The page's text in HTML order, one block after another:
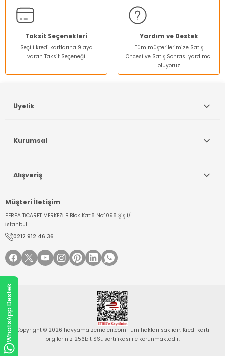
Ürün fiyatı diğer sitelerden daha pahalı.
Bu ürüne benzer farklı alternatifler olmalı.
Taksit Seçenekleri
Seçili kredi kartlarına 9 aya
varan Taksit Seçeneği
Yardım ve Destek
Tüm müşterilerimize Satış
Öncesi ve Satış Sonrası yardımcı
oluyoruz
Müşteri İletişim
PERPA TİCARET MERKEZİ B Blok Kat:8 No:1098 Şişli/
İstanbul
0212 912 46 36
Üyelik
Kurumsal
Alışveriş
Copyright © 2026 havyamalzemeleri.com Tüm hakları saklıdır. Kredi kartı
bilgileriniz 256bit SSL sertifikası ile korunmaktadır.
WhatsApp Destek